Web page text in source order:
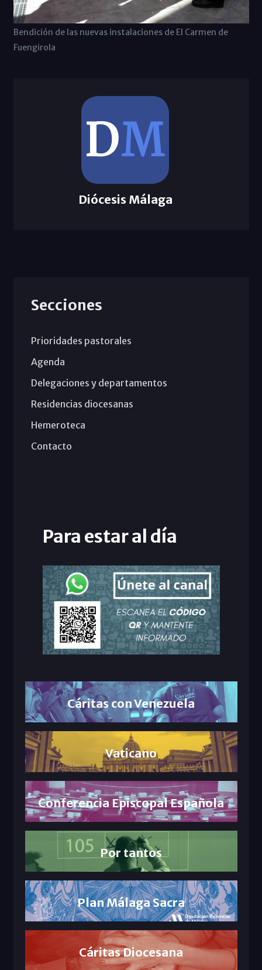
Bendición de las nuevas instalaciones de El Carmen de
Fuengirola
Diócesis Málaga
Secciones
Prioridades pastorales
Agenda
Delegaciones y departamentos
Residencias diocesanas
Hemeroteca
Contacto
Para estar al día
Cáritas con Venezuela
Vaticano
Conferencia Episcopal Española
Por tantos
Plan Málaga Sacra
Cáritas Diocesana